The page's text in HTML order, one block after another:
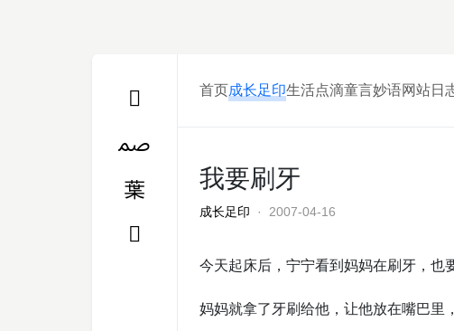
首页成长足印生活点滴童言妙语网站日
我要刷牙
成长足印 · 2007-04-16
今天起床后，宁宁看到妈妈在刷牙，也
妈妈就拿了牙刷给他，让他放在嘴巴里